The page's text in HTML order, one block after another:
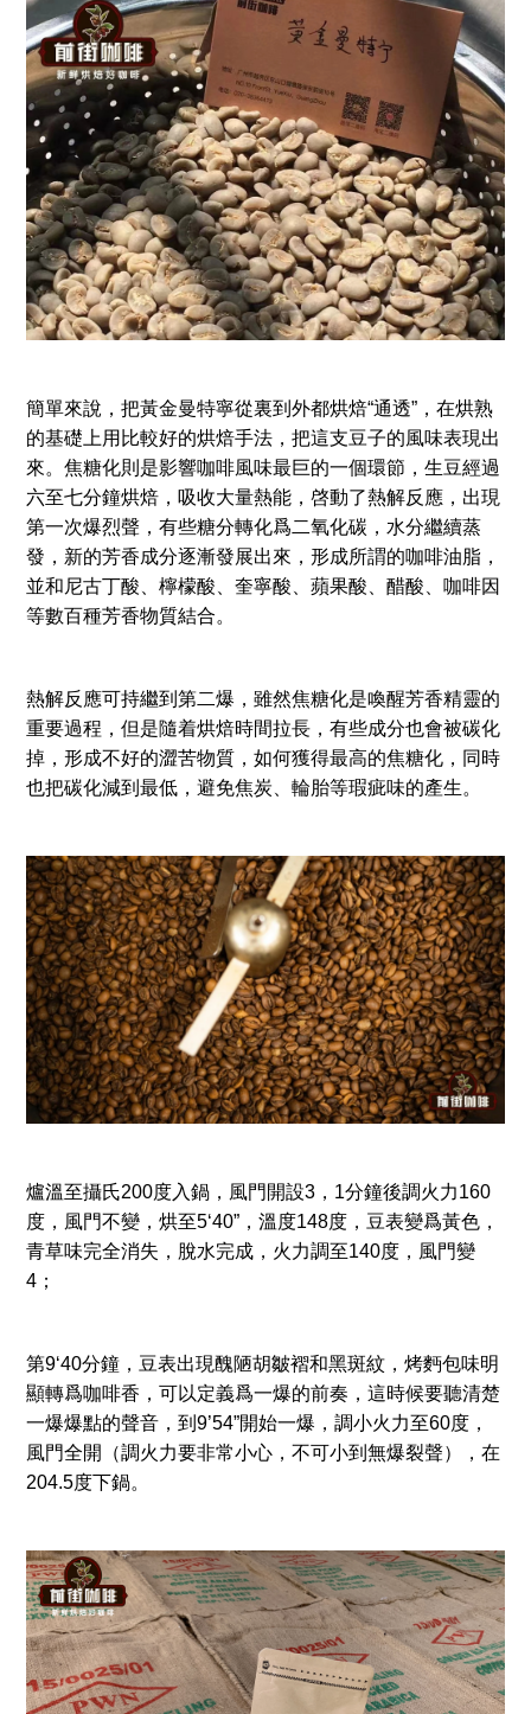
簡單來說，把黃金曼特寧從裏到外都烘焙“通透”，在烘熟
的基礎上用比較好的烘焙手法，把這支豆子的風味表現出
來。焦糖化則是影響咖啡風味最巨的一個環節，生豆經過
六至七分鐘烘焙，吸收大量熱能，啓動了熱解反應，出現
第一次爆烈聲，有些糖分轉化爲二氧化碳，水分繼續蒸
發，新的芳香成分逐漸發展出來，形成所謂的咖啡油脂，
並和尼古丁酸、檸檬酸、奎寧酸、蘋果酸、醋酸、咖啡因
等數百種芳香物質結合。
熱解反應可持繼到第二爆，雖然焦糖化是喚醒芳香精靈的
重要過程，但是隨着烘焙時間拉長，有些成分也會被碳化
掉，形成不好的澀苦物質，如何獲得最高的焦糖化，同時
也把碳化減到最低，避免焦炭、輪胎等瑕疵味的產生。
爐溫至攝氏200度入鍋，風門開設3，1分鐘後調火力160
度，風門不變，烘至5‘40”，溫度148度，豆表變爲黃色，
青草味完全消失，脫水完成，火力調至140度，風門變
4；
第9‘40分鐘，豆表出現醜陋胡皺褶和黑斑紋，烤麪包味明
顯轉爲咖啡香，可以定義爲一爆的前奏，這時候要聽清楚
一爆爆點的聲音，到9’54”開始一爆，調小火力至60度，
風門全開（調火力要非常小心，不可小到無爆裂聲），在
204.5度下鍋。